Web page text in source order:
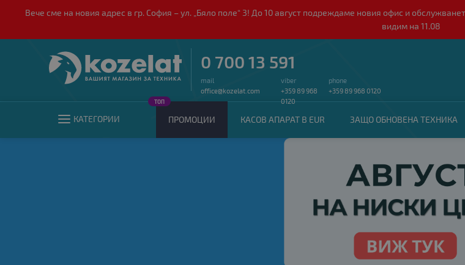
Вече сме на новия адрес в гр. София – ул. „Бяло поле“ 3! До 10 август подреждаме новия офис и
видим на 11.08
0 700 13 591
mail
office@kozelat.com
viber
+359 89 968
0120
phone
+359 89 968 0120
КАТЕГОРИИ ПРОМОЦИИ
ТОП
КАСОВ АПАРАТ В EUR ЗАЩО ОБНОВЕНА ТЕХНИКА